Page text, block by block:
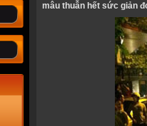
mâu thuẫn hết sức giản